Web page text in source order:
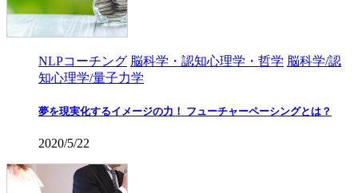
NLPコーチング 脳科学・認知心理学・哲学 脳科学/認
知心理学/量子力学
夢を現実化するイメージの力！ フューチャーペーシングとは？
2020/5/22